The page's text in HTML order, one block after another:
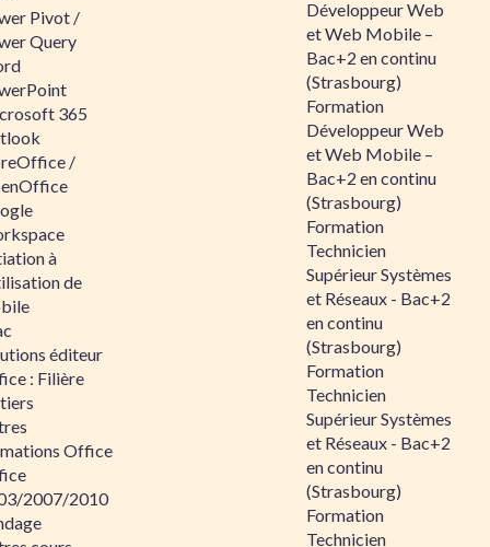
Pivot /
Query
365
/
à
de
éditeur
: Filière
Office
2007/2010
Développeur Web
et Web Mobile –
Bac+2 en continu
(Strasbourg)
Formation
Développeur Web
et Web Mobile –
Bac+2 en continu
(Strasbourg)
Formation
Technicien
Supérieur Systèmes
et Réseaux - Bac+2
en continu
(Strasbourg)
Formation
Technicien
Supérieur Systèmes
et Réseaux - Bac+2
en continu
(Strasbourg)
Formation
Technicien